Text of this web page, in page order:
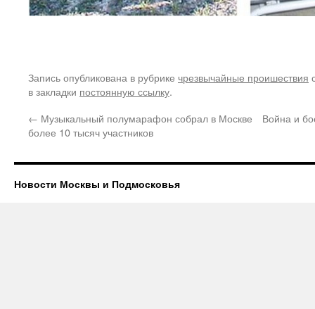
Запись опубликована в рубрике чрезвычайные проишествия
в закладки постоянную ссылку.
← Музыкальный полумарафон собрал в Москве
более 10 тысяч участников
Война и
Новости Москвы и Подмосковья